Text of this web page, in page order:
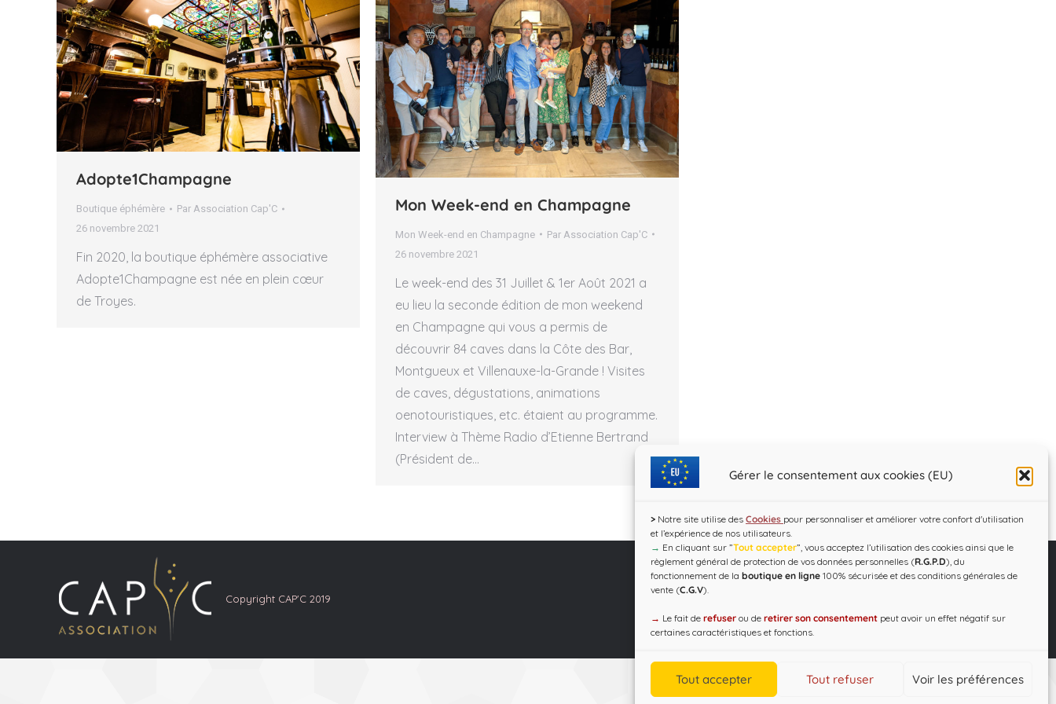
Gérer le consentement aux cookies (EU)
> Notre site utilise des Cookies pour personnaliser et améliorer votre confort d'utilisation
et l’expérience de nos utilisateurs.
→ En cliquant sur ”Tout accepter”, vous acceptez l’utilisation des cookies ainsi que le
règlement général de protection de vos données personnelles (R.G.P.D), du
fonctionnement de la boutique en ligne 100% sécurisée et des conditions générales de
vente (C.G.V).
→ Le fait de refuser ou de retirer son consentement peut avoir un effet négatif sur
certaines caractéristiques et fonctions.
Tout accepter Tout refuser Voir les préférences
Adopte1Champagne
Boutique éphémère Par Association Cap'C
26 novembre 2021
Fin 2020, la boutique éphémère associative
Adopte1Champagne est née en plein cœur
de Troyes.
Mon Week-end en Champagne
Mon Week-end en Champagne Par Association Cap'C
26 novembre 2021
Le week-end des 31 Juillet & 1er Août 2021 a
eu lieu la seconde édition de mon weekend
en Champagne qui vous a permis de
découvrir 84 caves dans la Côte des Bar,
Montgueux et Villenauxe-la-Grande ! Visites
de caves, dégustations, animations
oenotouristiques, etc. étaient au programme.
Interview à Thème Radio d’Etienne Bertrand
(Président de…
Copyright CAP'C 2019